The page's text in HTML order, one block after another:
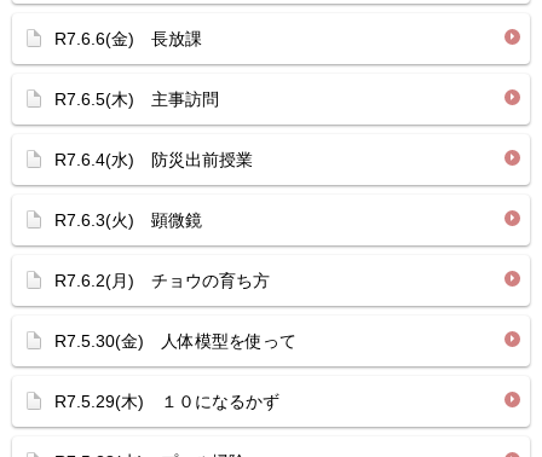
R7.6.6(金) 長放課
R7.6.5(木) 主事訪問
R7.6.4(水) 防災出前授業
R7.6.3(火) 顕微鏡
R7.6.2(月) チョウの育ち方
R7.5.30(金) 人体模型を使って
R7.5.29(木) １０になるかず